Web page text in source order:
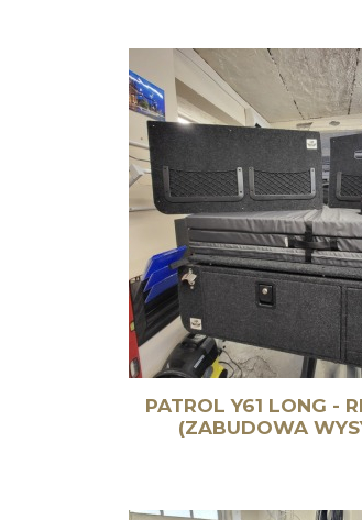
PATROL Y61 LONG -
(ZABUDOWA